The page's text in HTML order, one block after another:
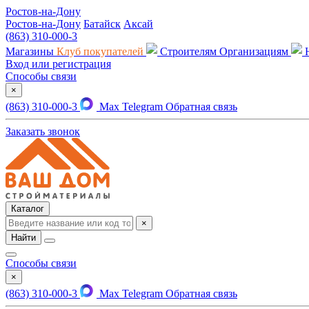
Ростов-на-Дону
Ростов-на-Дону Батайск Аксай
(863) 310-000-3
Магазины Клуб покупателей Строителям Организациям
Вход или регистрация
Способы связи
×
(863) 310-000-3 Max Telegram Обратная связь
Заказать звонок
Каталог
×
Найти
Способы связи
×
(863) 310-000-3 Max Telegram Обратная связь